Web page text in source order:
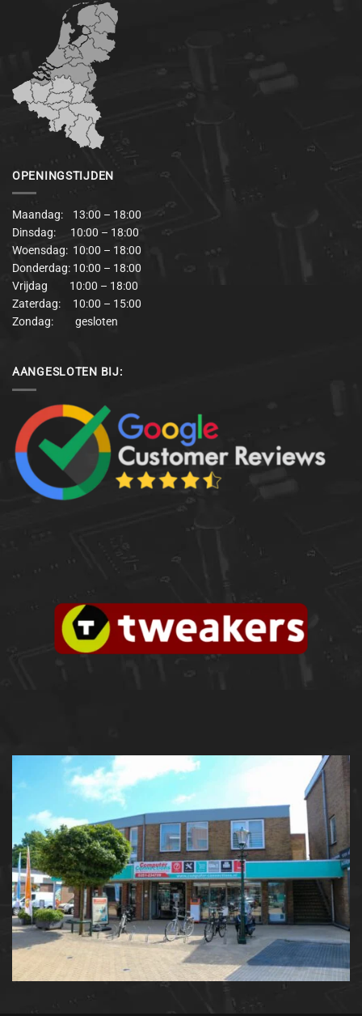
OPENINGSTIJDEN
Maandag: 13:00 – 18:00
Dinsdag: 10:00 – 18:00
Woensdag: 10:00 – 18:00
Donderdag: 10:00 – 18:00
Vrijdag 10:00 – 18:00
Zaterdag: 10:00 – 15:00
Zondag: gesloten
AANGESLOTEN BIJ: